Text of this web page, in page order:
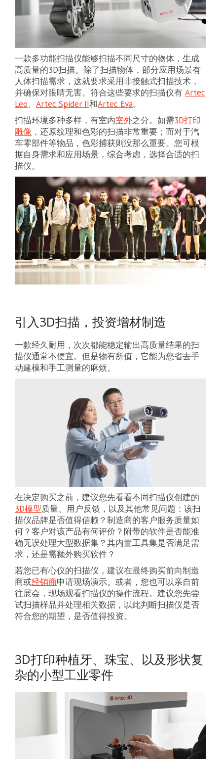
一款多功能扫描仪能够扫描不同尺寸的物体，生成
高质量的3D扫描。除了扫描物体，部分应用场景有
人体扫描需求，这就要求采用非接触式扫描技术，
并确保对眼睛无害。符合这些要求的扫描仪有 Artec
Leo、 Artec Spider II和Artec Eva。
扫描环境多种多样，有室内室外之分。如需3D打印
雕像 ，还原纹理和色彩的扫描非常重要；而对于汽
车零部件等物品，色彩捕获则没那么重要。您可根
据自身需求和应用场景，综合考虑，选择合适的扫
描仪。
引入3D扫描，投资增材制造
一款经久耐用，次次都能稳定输出高质量结果的扫
描仪通常不便宜。但是物有所值，它能为您省去手
动建模和手工测量的麻烦。
在决定购买之前，建议您先看看不同扫描仪创建的
3D模型质量、用户反馈，以及其他常见问题：该扫
描仪品牌是否值得信赖？制造商的客户服务质量如
何？客户对该产品有何评价？附带的软件是否能准
确无误处理大型数据集？其内置工具集是否满足需
求，还是需额外购买软件？
若您已有心仪的扫描仪，建议在最终购买前向制造
商或经销商申请现场演示。或者，您也可以亲自前
往展会，现场观看扫描仪的操作流程。建议您先尝
试扫描样品并处理相关数据，以此判断扫描仪是否
符合您的期望，是否值得投资。
3D打印种植牙、珠宝、以及形状复
杂的小型工业零件